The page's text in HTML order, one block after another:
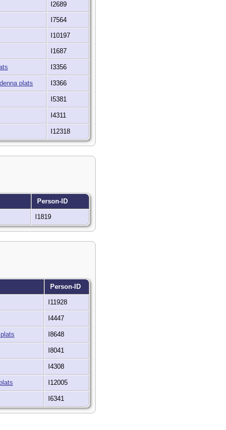
I2689
I7564
I10197
I1687
I3356
I3366
I5381
I4311
I12318
Person-ID
I1819
Person-ID
I11928
I4447
I8648
I8041
I4308
I12005
I6341